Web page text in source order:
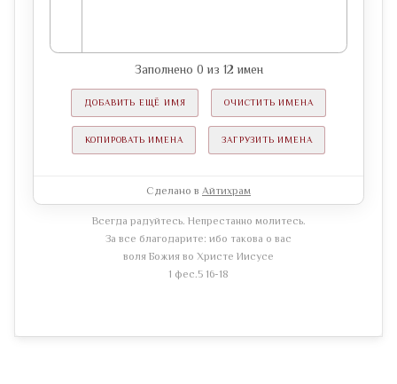
Заполнено 0 из 12 имен
ДОБАВИТЬ ЕЩЁ ИМЯ ОЧИСТИТЬ ИМЕНА
КОПИРОВАТЬ ИМЕНА ЗАГРУЗИТЬ ИМЕНА
Сделано в Айтихрам
Всегда радуйтесь. Непрестанно молитесь.
За все благодарите: ибо такова о вас
воля Божия во Христе Иисусе
1 фес.5 16-18